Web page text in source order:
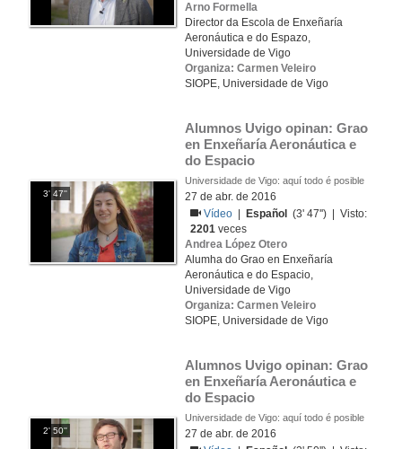
Arno Formella
Director da Escola de Enxeñaría
Aeronáutica e do Espazo,
Universidade de Vigo
Organiza: Carmen Veleiro
SIOPE, Universidade de Vigo
3' 47''
Alumnos Uvigo opinan: Grao
en Enxeñaría Aeronáutica e
do Espacio
Universidade de Vigo: aquí todo é posible
27 de abr. de 2016
Vídeo
Español
(3' 47'') | Visto:
2201 veces
Andrea López Otero
Alumha do Grao en Enxeñaría
Aeronáutica e do Espacio,
Universidade de Vigo
Organiza: Carmen Veleiro
SIOPE, Universidade de Vigo
2' 50''
Alumnos Uvigo opinan: Grao
en Enxeñaría Aeronáutica e
do Espacio
Universidade de Vigo: aquí todo é posible
27 de abr. de 2016